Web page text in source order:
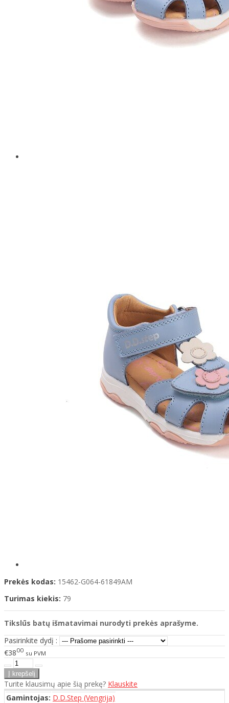
Prekės kodas: 15462-G064-61849AM
Turimas kiekis: 79
Tikslūs batų išmatavimai nurodyti prekės aprašyme.
Pasirinkite dydį :
€3800 su PVM
Turite klausimų apie šią prekę? Klauskite
Gamintojas: D.D.Step (Vengrija)